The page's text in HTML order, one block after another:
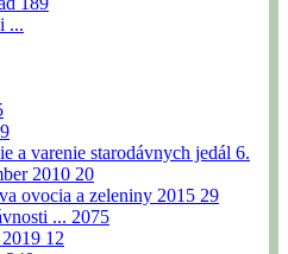
...
a varenie starodávnych jedál 6.
2010 20
ovocia a zeleniny 2015 29
... 2075
12